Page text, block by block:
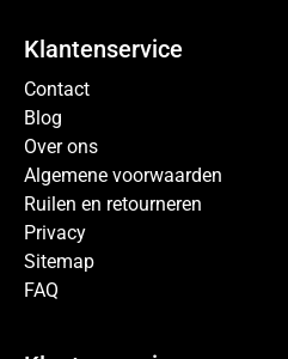
Klantenservice
Contact
Blog
Over ons
Algemene voorwaarden
Ruilen en retourneren
Privacy
Sitemap
FAQ